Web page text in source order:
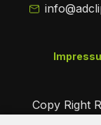
Copy Right